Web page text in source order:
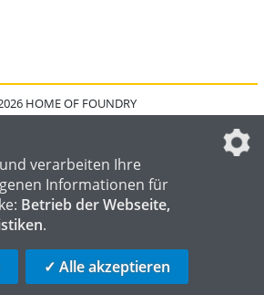
HOME OF FOUNDRY
WELDING
HOME OF LOGISTICS
verarbeiten Ihre
Informationen für
Betrieb der Webseite,
.
✓ Alle akzeptieren